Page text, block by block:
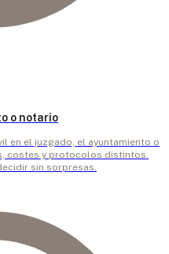
o notario
en el juzgado, el ayuntamiento o
costes y protocolos distintos.
sin sorpresas.